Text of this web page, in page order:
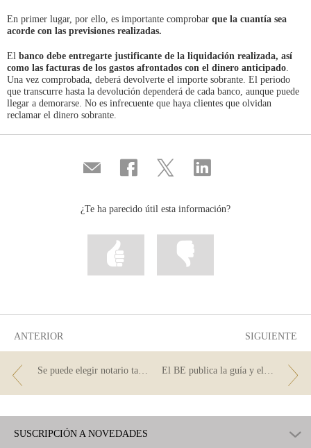
En primer lugar, por ello, es importante comprobar que la cuantía sea
acorde con las previsiones realizadas.
El banco debe entregarte justificante de la liquidación realizada, así
como las facturas de los gastos afrontados con el dinero anticipado
Una vez comprobada, deberá devolverte el importe sobrante. El periodo
que transcurre hasta la devolución dependerá de cada banco, aunque puede
llegar a demorarse. No es infrecuente que haya clientes que olvidan
reclamar el dinero sobrante.
Compartir
por
Compartir
en
Compartir
en
Compartir
en
¿Te ha parecido útil esta información?
Marcar
información
ANTERIOR SIGUIENTE
SUSCRIPCIÓN A NOVEDADES